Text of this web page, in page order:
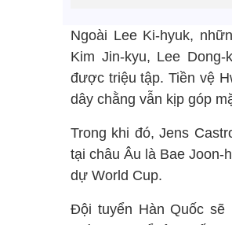
Ngoài Lee Ki-hyuk,
Kim Jin-kyu, Lee
được triệu tập. Tiền vệ
dây chằng vẫn kịp góp
Trong khi đó, Jens
tại châu Âu là Bae Joon-
dự World Cup.
Đội tuyển Hàn Quốc sẽ